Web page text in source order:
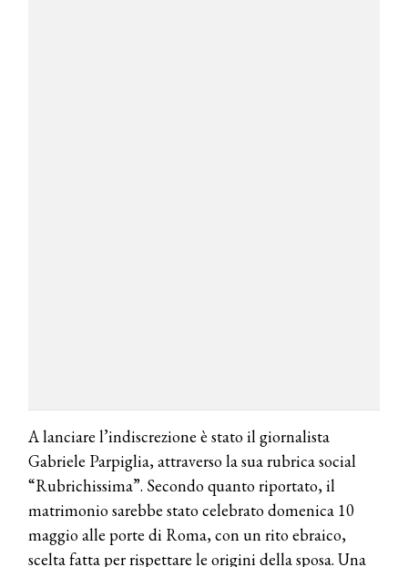
A lanciare l’indiscrezione è stato il giornalista
Gabriele Parpiglia, attraverso la sua rubrica social
“Rubrichissima”. Secondo quanto riportato, il
matrimonio sarebbe stato celebrato domenica 10
maggio alle porte di Roma, con un rito ebraico,
scelta fatta per rispettare le origini della sposa. Una